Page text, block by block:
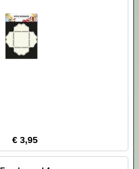
€ 3,95